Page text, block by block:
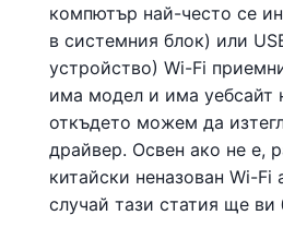
компютър най-често се
в системния блок) или
устройство) Wi-Fi
има модел и има уебсайт
откъдето можем да
драйвер. Освен ако не е,
китайски неназован Wi-Fi
случай тази статия ще ви